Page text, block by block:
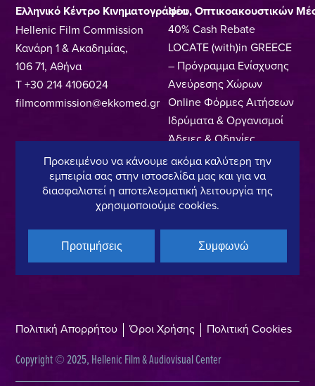
Ελληνικό Κέντρο Κινηματογράφου, Οπτικοακουστικών
Hellenic Film Commission
Κανάρη 1 & Ακαδημίας,
106 71, Αθήνα
T +30 214 4106024
filmcommission@ekkomed.gr
Νέα
40% Cash Rebate
LOCATE (with)in GREECE
– Πρόγραμμα Ενίσχυσης
Ανεύρεσης Χώρων
Online Φόρμες Αιτήσεων
Ιδρύματα & Οργανισμοί
Άδειες & Οδηγίες
Κινηματογράφησης
Περιφερειακά Film Offices
Ευρετήριο Επαγγελματιών
Locations
Made In Greece
Greek Facts
Επικοινωνία
Πολιτική Απορρήτου Όροι Χρήσης Πολιτική Cookies
Copyright © 2025, Hellenic Film & Audiovisual Center
Προκειμένου να κάνουμε ακόμα καλύτερη την
εμπειρία σας στην ιστοσελίδα μας και για να
διασφαλιστεί η αποτελεσματική λειτουργία της
χρησιμοποιούμε cookies.
Προτιμήσεις Συμφωνώ